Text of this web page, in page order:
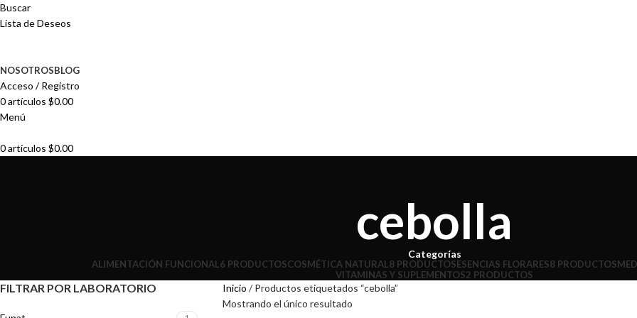
Buscar
Lista de Deseos
NOSOTROSBLOG
Acceso / Registro
0artículos $0.00
Menú
0artículos $0.00
cebolla
Categorías
ALIMENTACIÓN FUNCIONAL 6 PRODUCTOSCOSMÉTICA NATURAL 8 PRODUCTOSESENCIAS FLORARES8 PRODUCTOS
VITAMINAS Y SUPLEMENTOS2 PRODUCTOS
FILTRAR POR LABORATORIO Inicio
Productos etiquetados “cebolla”
Mostrando el único resultado